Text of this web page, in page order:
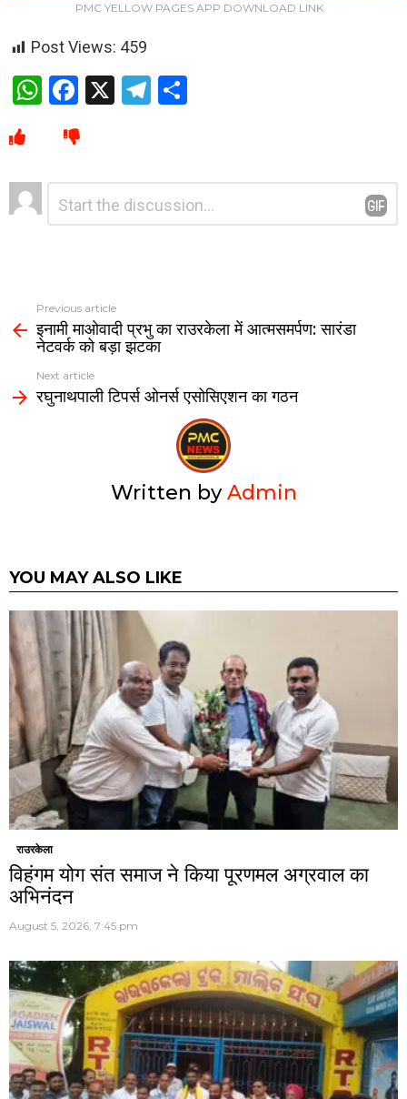
PMC YELLOW PAGES APP DOWNLOAD LINK
Post Views: 459
W
at
s
A
p
F
ce
b
o
o
X
T
gr
a
m
e
Leave
a
Previous article
इनामी माओवादी प्रभु का राउरकेला में आत्मसमर्पण: सारंडा
नेटवर्क को बड़ा झटका
Next article
रघुनाथपाली टिपर्स ओनर्स एसोसिएशन का गठन
Written byAdmin
YOU MAY ALSO LIKE
राउरकेला
विहंगम योग संत समाज ने किया पूरणमल अग्रवाल का
अभिनंदन
August 5, 2026, 7:45 pm